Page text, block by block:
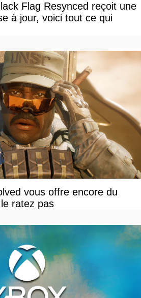
Flag Resynced reçoit une
à jour, voici tout ce qui
vous offre encore du
ratez pas